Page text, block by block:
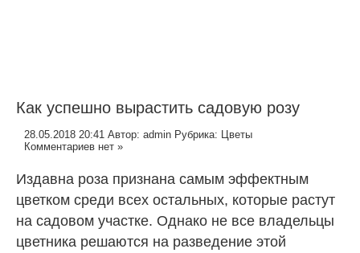
Как успешно вырастить садовую розу
28.05.2018 20:41 Автор: admin Рубрика:
Цветы
Комментариев нет »
Издавна роза признана самым эффектным
цветком среди всех остальных, которые растут
на садовом участке. Однако не все владельцы
цветника решаются на разведение этой